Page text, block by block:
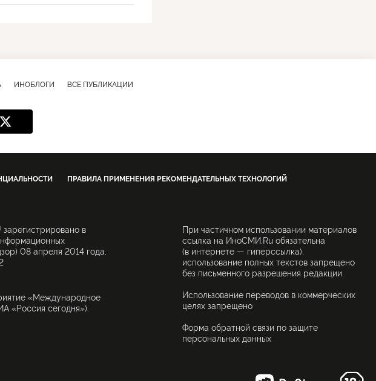
ИНОБЛОГИ ВСЕ ПУБЛИКАЦИИ
ПРАВИЛА ПРИМЕНЕНИЯ РЕКОМЕНДАТЕЛЬНЫХ ТЕХНОЛОГИЙ
в
08 апреля 2014 года.
«Международное
«Россия сегодня»).
При частичном использовании материалов
ссылка на ИноСМИ.Ru обязательна
(в интернете — гиперссылка),
использование полных текстов запрещено
без письменного разрешения редакции.
Использование переводов в коммерческих
целях запрещено
Форма обратной связи по защите
персональных данных